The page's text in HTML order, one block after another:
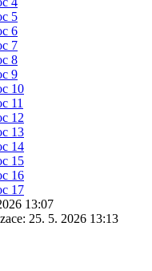
13:07
25. 5. 2026 13:13